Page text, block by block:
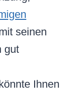
seinen
gut
Ihnen